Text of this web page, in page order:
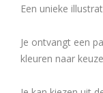
Een unieke
Je ontvangt een
kleuren naar